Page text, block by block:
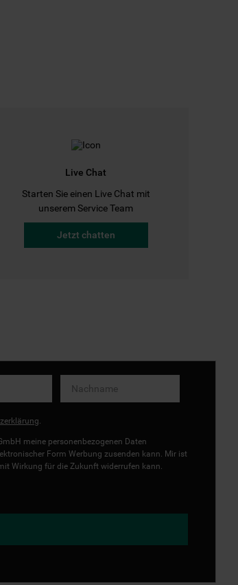
Live Chat
Starten Sie einen Live Chat mit
unserem Service Team
Jetzt chatten
meine personenbezogenen Daten
Form Werbung zusenden kann. Mir ist
Wirkung für die Zukunft widerrufen kann.